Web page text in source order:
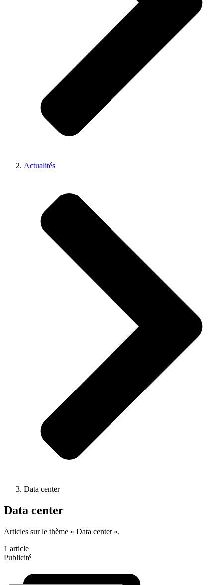
Actualités
Data center
Data center
Articles sur le thème « Data center ».
1 article
Publicité